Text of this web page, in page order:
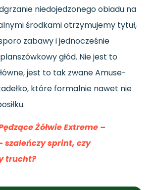
niedojedzonego obiadu na
środkami otrzymujemy tytuł,
zabawy i jednocześnie
głód. Nie jest to
jest to tak zwane Amuse-
które formalnie nawet nie
Żółwie Extreme –
szaleńczy sprint, czy
trucht?